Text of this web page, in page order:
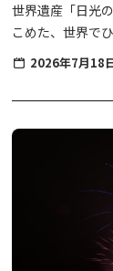
ループ
20:30 『ツァ
21:00 『愛内
22:00 神輿
＊御渡 参
＊神事 龍王
＊本祭 鬼怒
※今年度(
せんので、ご
世界遺産「日光
こめた、世界で
お願いごとはも
好きな時間を選
夏休み限定で、
三佛堂も案内付
学びも多い体験
2026年7月18